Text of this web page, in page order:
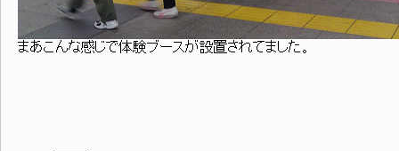
まあこんな感じで体験ブースが設置されてました。